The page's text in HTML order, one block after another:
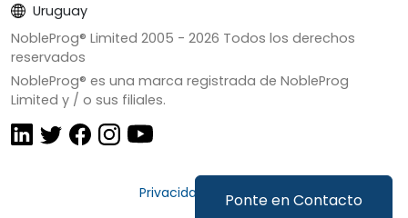
Ponte en Contacto
Uruguay
NobleProg® Limited 2005 - 2026 Todos los derechos
reservados
NobleProg® es una marca registrada de NobleProg
Limited y / o sus filiales.
Privacidad y Cookies